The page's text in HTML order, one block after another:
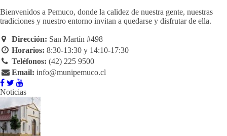
Bienvenidos a Pemuco, donde la calidez de nuestra gente, nuestras
tradiciones y nuestro entorno invitan a quedarse y disfrutar de ella.
Dirección: San Martín #498
Horarios: 8:30-13:30 y 14:10-17:30
Teléfonos: (42) 225 9500
Email: info@munipemuco.cl
Noticias